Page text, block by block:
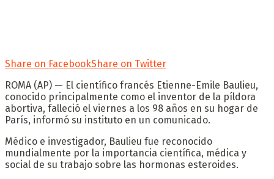
Share on FacebookShare on Twitter
ROMA (AP) — El científico francés Etienne-Emile Baulieu,
conocido principalmente como el inventor de la píldora
abortiva, falleció el viernes a los 98 años en su hogar de
París, informó su instituto en un comunicado.
Médico e investigador, Baulieu fue reconocido
mundialmente por la importancia científica, médica y
social de su trabajo sobre las hormonas esteroides.